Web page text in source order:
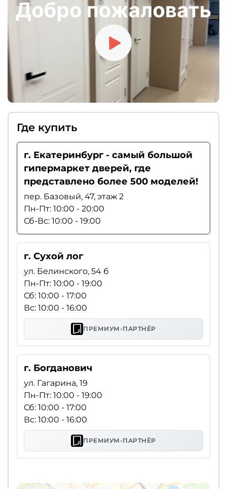
рекомендуем выбирать магнитные замки.
Где купить
г. Екатеринбург - самый большой
гипермаркет дверей, где
представлено более 500 моделей!
пер. Базовый, 47, этаж 2
Пн-Пт: 10:00 - 20:00
Сб-Вс: 10:00 - 19:00
г. Сухой лог
ул. Белинского, 54 б
Пн-Пт: 10:00 - 19:00
Сб: 10:00 - 17:00
Вс: 10:00 - 16:00
ПРЕМИУМ-ПАРТНЁР
г. Богданович
ул. Гагарина, 19
Пн-Пт: 10:00 - 19:00
Сб: 10:00 - 17:00
Вс: 10:00 - 16:00
ПРЕМИУМ-ПАРТНЁР